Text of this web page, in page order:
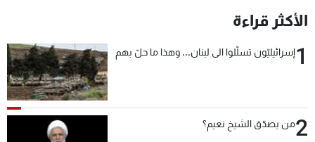
الأكثر قراءة
1إسرائيليّون تسلّلوا الى لبنان... وهذا ما حلّ بهم
2من يصدّق الشيخ نعيم؟